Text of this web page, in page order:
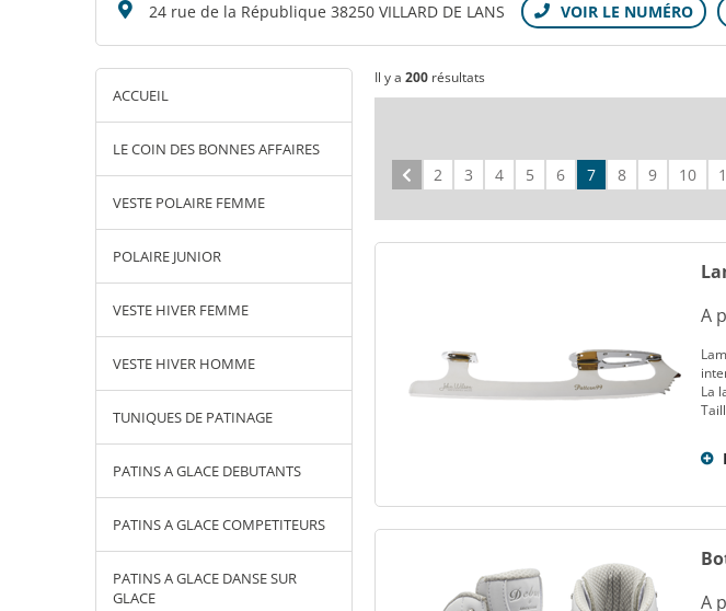
24 rue de la République 38250 VILLARD DE LANS
ACCUEIL
LE COIN DES BONNES AFFAIRES
VESTE POLAIRE FEMME
POLAIRE JUNIOR
VESTE HIVER FEMME
VESTE HIVER HOMME
TUNIQUES DE PATINAGE
PATINS A GLACE DEBUTANTS
PATINS A GLACE COMPETITEURS
PATINS A GLACE DANSE SUR
GLACE
Il y a 200 résultats
Précédent
2 3 4 5 6 7 8 9 10
A
La
A